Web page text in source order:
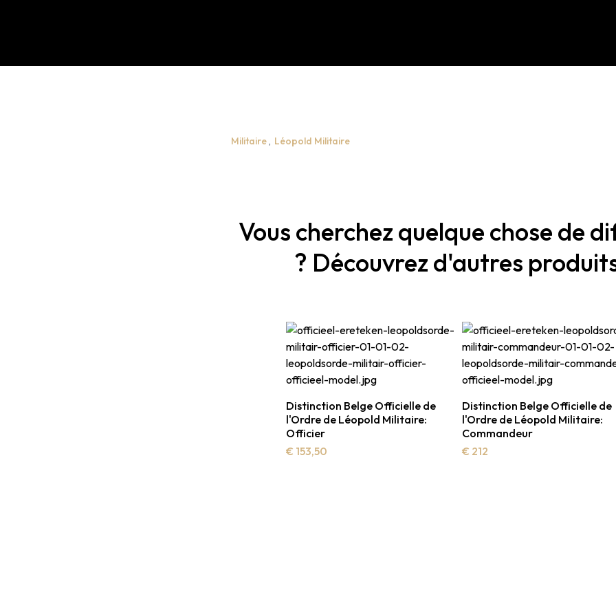
Militaire, Léopold Militaire
Vous cherchez quelque chose de
? Découvrez d'autres
Distinction Belge Officielle de
l'Ordre de Léopold Militaire:
Officier
€ 153,50
Distinction Belge Officielle de
l'Ordre de Léopold Militaire:
Commandeur
€ 212